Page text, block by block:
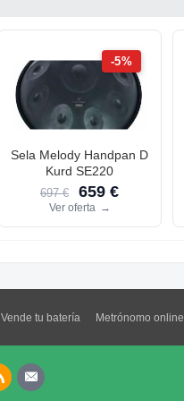
-5%
Sela Melody Handpan D
Kurd SE220
697 € 659 €
Ver oferta →
Vende tu batería Metrónomo online